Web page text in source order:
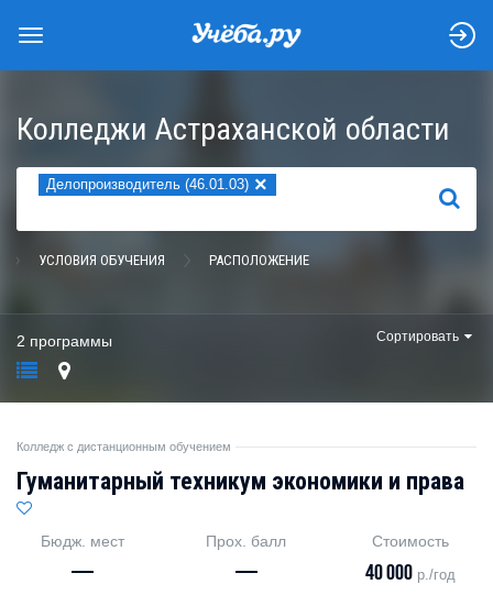
Колледжи Астраханской области
Делопроизводитель (46.01.03) ×
НАЙТИ
УСЛОВИЯ ОБУЧЕНИЯ РАСПОЛОЖЕНИЕ
2 программы Сортировать
Колледж с дистанционным обучением
Гуманитарный техникум экономики и права
Бюдж. мест
—
Прох. балл
—
Стоимость
40 000 р./год